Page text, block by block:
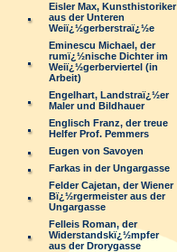
Eisler Max, Kunsthistoriker
aus der Unteren
Weiï¿½gerberstraï¿½e
Eminescu Michael, der
rumï¿½nische Dichter im
Weiï¿½gerberviertel (in
Arbeit)
Engelhart, Landstraï¿½er
Maler und Bildhauer
Englisch Franz, der treue
Helfer Prof. Pemmers
Eugen von Savoyen
Farkas in der Ungargasse
Felder Cajetan, der Wiener
Bï¿½rgermeister aus der
Ungargasse
Felleis Roman, der
Widerstandskï¿½mpfer
aus der Drorygasse